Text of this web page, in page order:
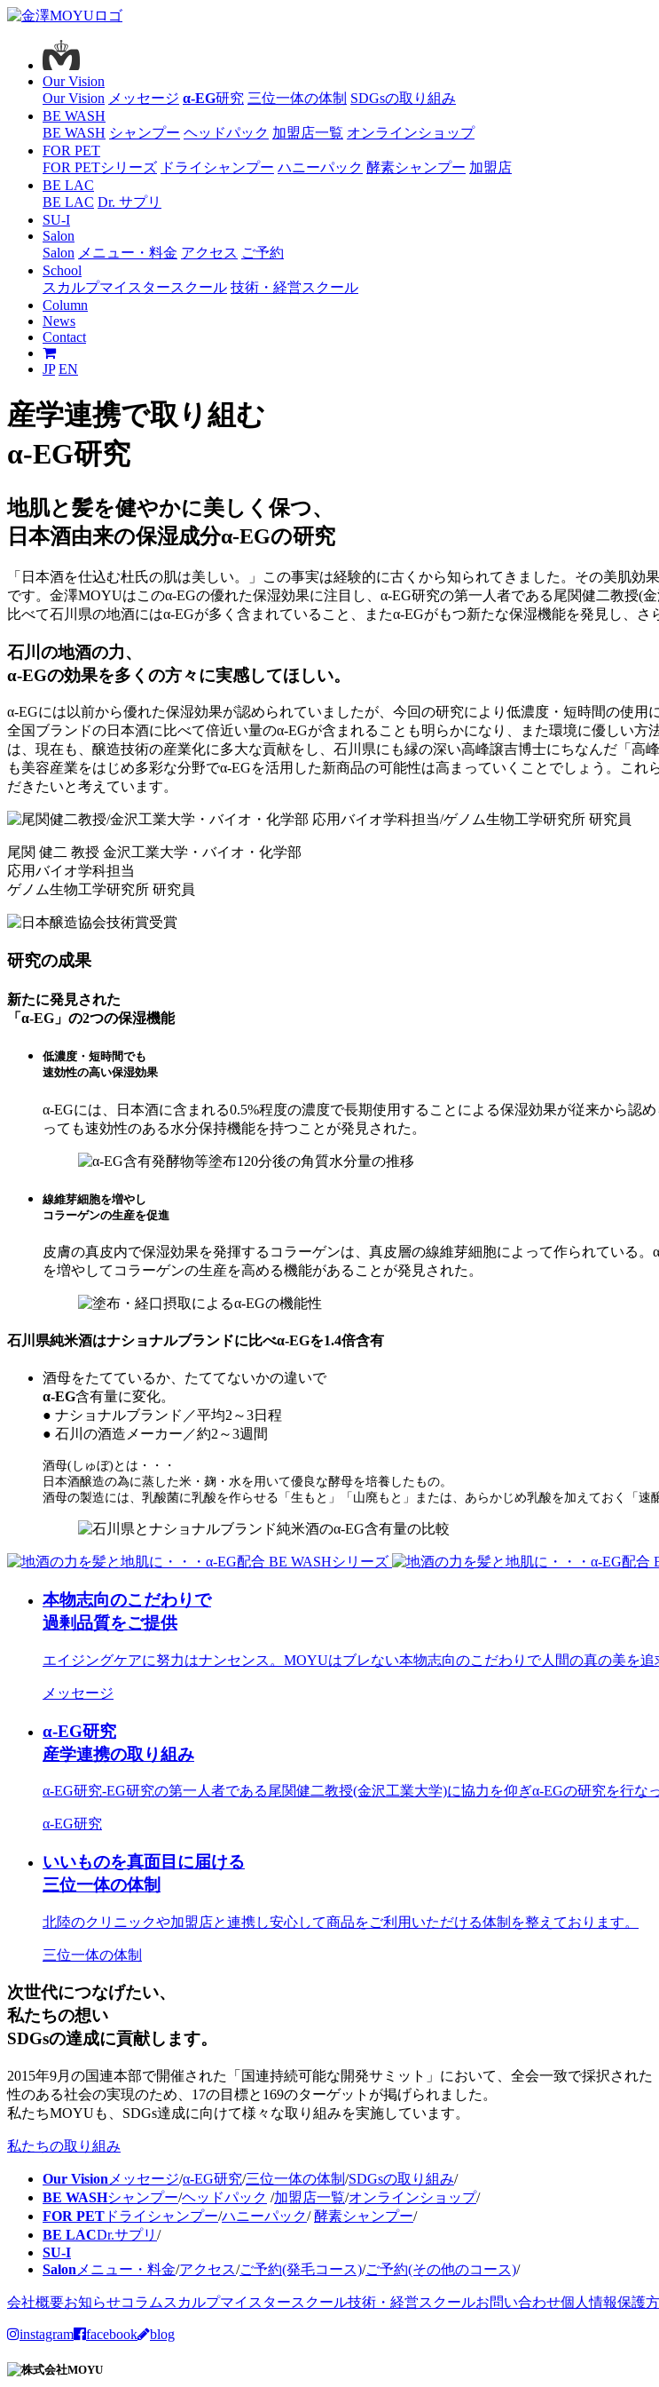
Our Vision
Our Vision メッセージ α-EG研究 三位一体の体制 SDGsの取り組み
BE WASH
BE WASH シャンプー ヘッドパック 加盟店一覧 オンラインショップ
FOR PET
FOR PETシリーズ ドライシャンプー ハニーパック 酵素シャンプー 加盟店
BE LAC
BE LAC Dr. サプリ
SU-I
Salon
Salon メニュー・料金 アクセス ご予約
School
スカルプマイスタースクール 技術・経営スクール
Column
News
Contact
JP EN
産学連携で取り組む
α-EG研究
地肌と髪を健やかに美しく保つ、
日本酒由来の保湿成分α-EGの研究
「日本酒を仕込む杜氏の肌は美しい。」この事実は経験的に古くから知られてきました。その美肌効
です。金澤MOYUはこのα-EGの優れた保湿効果に注目し、α-EG研究の第一人者である尾関健二教授(
比べて石川県の地酒にはα-EGが多く含まれていること、またα-EGがもつ新たな保湿機能を発見し、さ
石川の地酒の力、
α-EGの効果を多くの方々に実感してほしい。
α-EGには以前から優れた保湿効果が認められていましたが、今回の研究により低濃度・短時間の使
全国ブランドの日本酒に比べて倍近い量のα-EGが含まれることも明らかになり、また環境に優しい
は、現在も、醸造技術の産業化に多大な貢献をし、石川県にも縁の深い高峰譲吉博士にちなんだ「
も美容産業をはじめ多彩な分野でα-EGを活用した新商品の可能性は高まっていくことでしょう。こ
だきたいと考えています。
尾関 健二 教授 金沢工業大学・バイオ・化学部
応用バイオ学科担当
ゲノム生物工学研究所 研究員
研究の成果
新たに発見された
「 α-EG 」の2つの保湿機能
低濃度・短時間でも
速効性の高い保湿効果
α-EGには、日本酒に含まれる0.5%程度の濃度で長期使用することによる保湿効果が従来から認
っても速効性のある水分保持機能を持つことが発見された。
線維芽細胞を増やし
コラーゲンの生産を促進
皮膚の真皮内で保湿効果を発揮するコラーゲンは、真皮層の線維芽細胞によって作られている
を増やしてコラーゲンの生産を高める機能があることが発見された。
石川県純米酒はナショナルブランドに比べα-EGを1.4倍含有
酒母をたてているか、たててないかの違いで
α-EG含有量に変化。
● ナショナルブランド／平均2～3日程
● 石川の酒造メーカー／約2～3週間
酒母(しゅぼ)とは・・・
日本酒醸造の為に蒸した米・麹・水を用いて優良な酵母を培養したもの。
酒母の製造には、乳酸菌に乳酸を作らせる「生もと」「山廃もと」または、あらかじめ乳酸を加えておく「速
本物志向のこだわりで
過剰品質をご提供
エイジングケアに努力はナンセンス。MOYUはブレない本物志向のこだわりで人間の真の美を追
メッセージ
α-EG研究
産学連携の取り組み
α-EG研究-EG研究の第一人者である尾関健二教授(金沢工業大学)に協力を仰ぎα-EGの研究を行な
α-EG研究
いいものを真面目に届ける
三位一体の体制
北陸のクリニックや加盟店と連携し安心して商品をご利用いただける体制を整えております。
三位一体の体制
次世代につなげたい、
私たちの想い
SDGsの達成に貢献します。
2015年9月の国連本部で開催された「国連持続可能な開発サミット」において、全会一致で採択され
性のある社会の実現のため、17の目標と169のターゲットが掲げられました。
私たちMOYUも、SDGs達成に向けて様々な取り組みを実施しています。
私たちの取り組み
Our Vision メッセージ/α-EG研究/三位一体の体制 /SDGsの取り組み/
BE WASHシャンプー/ヘッドパック /加盟店一覧/オンラインショップ/
FOR PET ドライシャンプー/ハニーパック/酵素シャンプー/
BE LACDr.サプリ /
SU-I
Salon メニュー・料金/アクセス/ご予約(発毛コース)/ご予約(その他のコース)/
会社概要お知らせコラム スカルプマイスタースクール技術・経営スクールお問い合わせ個人情報保護
instagram facebook blog